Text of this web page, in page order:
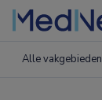
Alle vakgebieden